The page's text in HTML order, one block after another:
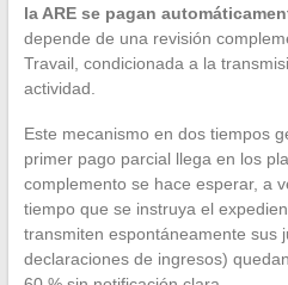
la ARE se pagan
depende de una revisión
Travail, condicionada a la
actividad.
Este mecanismo en dos tiempos
primer pago parcial llega en los
complemento se hace esperar, a
tiempo que se instruya el
transmiten espontáneamente sus
declaraciones de ingresos)